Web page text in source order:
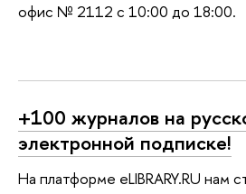
офис № 2112 с 10:00 до 18:00.
+100 журналов на
электронной подписке!
На платформе eLIBRARY.RU нам